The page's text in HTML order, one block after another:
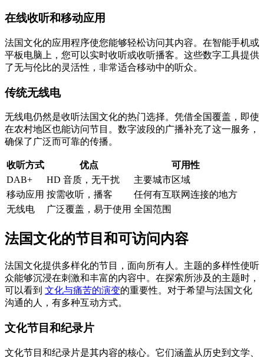
在线收听和移动应用
法国文化的应用程序使您能够轻松访问其内容。在智能手机或
平板电脑上，您可以实时收听或收听播客。这些数字工具提供
了无与伦比的灵活性，非常适合移动中的听众。
传统无线电
无线电仍然是收听法国文化的热门选择。凭借全国覆盖，即使
在农村地区也能访问节目。数字波段的广播补充了这一服务，
确保了广泛而可靠的传播。
收听方式 优点
可用性
DAB+
HD 音质，无干扰
主要城市区域
移动应用 按需收听，播客
任何有互联网连接的地方
无线电
广泛覆盖，易于使用 全国范围
法国文化的节目和可访问内容
法国文化提供多样化的节目，面向所有人。主题的多样性使听
众能够沉浸在刺激和丰富的内容中。在探索所涉及的主题时，
可以看到 文化与痛苦的演变的重要性。对于希望与法国文化
沟通的人，有多种互动方式。
文化节目和纪录片
文化节目和纪录片是其内容的核心。它们涵盖从历史到文学、